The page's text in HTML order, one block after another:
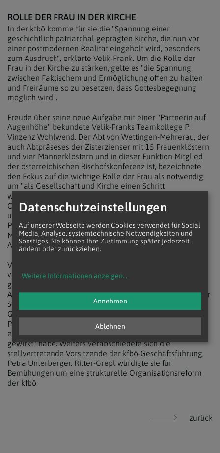
ROLLE DER FRAU IN DER KIRCHE
In der kfbö komme für sie die "Spannung einer
geschichtlich patriarchal geprägten Kirche, die nun vor
einer postmodernen Realität eingeholt wird, besonders
zum Ausdruck", erklärte Velik-Frank. Um die Rolle der
Frau in der Kirche zu stärken, gelte es "die Spannung
zwischen Faktischem und Ermöglichung offen zu halten
und Freiräume so zu besetzen, dass Gottesbegegnung
möglich wird".
Freude über seine neue Aufgabe mit einer "Partnerin auf
Augenhöhe" bekundete Velik-Franks Teamkollege P.
Vinzenz Wohlwend. Der Abt von Wettingen-Mehrerau, der
auch Abtpräseses der Zisterzienser mit 15 Frauenklöstern
und vier Männerklöstern und in dieser Funktion Mitglied
der österreichischen Bischofskonferenz ist, bezeichnete
den Fokus auf die wichtige Rolle der Frau als notwendig,
um "als Gesellschaft und Kirche einen Schritt
weiterzukommen". Der aus der Schweiz stammende
Ordensmann studierte Theologie in Salzburg, Einsiedeln
und Benediktbeuren, war nach seiner Profess 1994 und
Priesterweihe 1998 Erzieher, Prior und Novizenmeister in
Mehrerau, wo er 2018 zunächst Apostolischer
Administrator und schließlich Abt wurde.
Verabschiedet wurde bei der bereits Ende April
veranstalteten kfbö-Vollversammlung der bisherige
geistliche Assistent, P. Franz Helm. Die kfbö-Vorsitzende
Angelika Ritter-Grepl bezeichnete den Vize-Provinzial der
Steyler Missionare und Rektor des Missionshauses St.
Gabriel als "mystischen Menschen und wahrhaften
Priester", der in seiner Aufgabe Anliegen von Frauen
ernstgenommen und somit "im besten Sinne feministisch
gewirkt" habe. Weiters verabschiedete sich die
stellvertretende Vorsitzende der kfbö-Geschäftsführung,
Petra Unterberger. Ritter-Grepl würdigte sie für
Bemühungen um eine strukturelle Organisationsreform
der kfbö.
zurück
Datenschutzeinstellungen
Auf unserer Webseite werden Cookies verwendet für Social
Media, Analyse, systemtechnische Notwendigkeiten und
Sonstiges. Sie können Ihre Zustimmung später jederzeit
ändern oder zurückziehen.
Weitere Informationen anzeigen...
Ablehnen
Annehmen